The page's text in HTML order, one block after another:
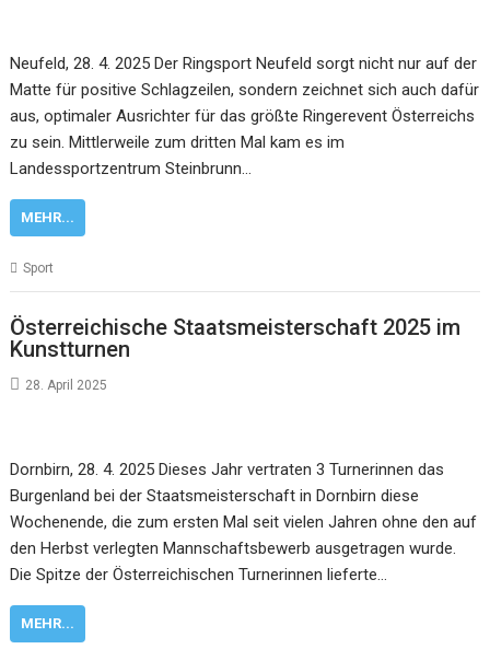
Neufeld, 28. 4. 2025 Der Ringsport Neufeld sorgt nicht nur auf der
Matte für positive Schlagzeilen, sondern zeichnet sich auch dafür
aus, optimaler Ausrichter für das größte Ringerevent Österreichs
zu sein. Mittlerweile zum dritten Mal kam es im
Landessportzentrum Steinbrunn…
MEHR...
Sport
Österreichische Staatsmeisterschaft 2025 im
Kunstturnen
28. April 2025
Dornbirn, 28. 4. 2025 Dieses Jahr vertraten 3 Turnerinnen das
Burgenland bei der Staatsmeisterschaft in Dornbirn diese
Wochenende, die zum ersten Mal seit vielen Jahren ohne den auf
den Herbst verlegten Mannschaftsbewerb ausgetragen wurde.
Die Spitze der Österreichischen Turnerinnen lieferte…
MEHR...